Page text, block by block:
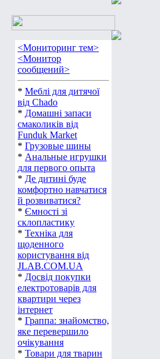
<Мониторинг тем>
<Монитор
сообщений>
* Меблі для дитячої
від Chado
* Домашні запаси
смаколиків від
Funduk Market
* Грузовые шины
* Анальные игрушки
для первого опыта
* Де дитині буде
комфортно навчатися
й розвиватися?
* Ємності зі
склопластику
* Техніка для
щоденного
користування від
JLAB.COM.UA
* Досвід покупки
електротоварів для
квартири через
інтернет
* Граппа: знайомство,
яке перевершило
очікування
* Товари для тварин